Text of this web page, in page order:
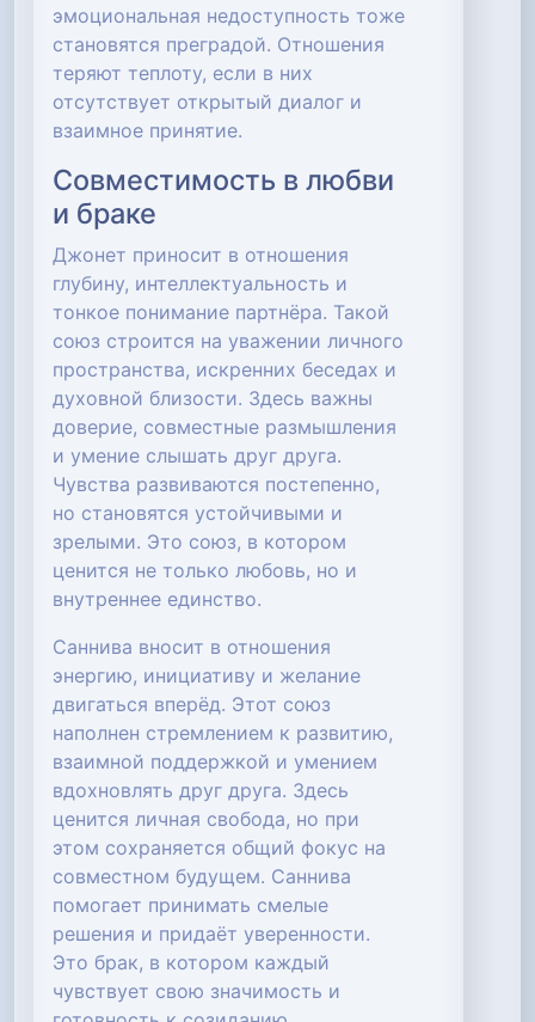
эмоциональная недоступность тоже
становятся преградой. Отношения
теряют теплоту, если в них
отсутствует открытый диалог и
взаимное принятие.
Совместимость в любви
и браке
Джонет приносит в отношения
глубину, интеллектуальность и
тонкое понимание партнёра. Такой
союз строится на уважении личного
пространства, искренних беседах и
духовной близости. Здесь важны
доверие, совместные размышления
и умение слышать друг друга.
Чувства развиваются постепенно,
но становятся устойчивыми и
зрелыми. Это союз, в котором
ценится не только любовь, но и
внутреннее единство.
Саннива вносит в отношения
энергию, инициативу и желание
двигаться вперёд. Этот союз
наполнен стремлением к развитию,
взаимной поддержкой и умением
вдохновлять друг друга. Здесь
ценится личная свобода, но при
этом сохраняется общий фокус на
совместном будущем. Саннива
помогает принимать смелые
решения и придаёт уверенности.
Это брак, в котором каждый
чувствует свою значимость и